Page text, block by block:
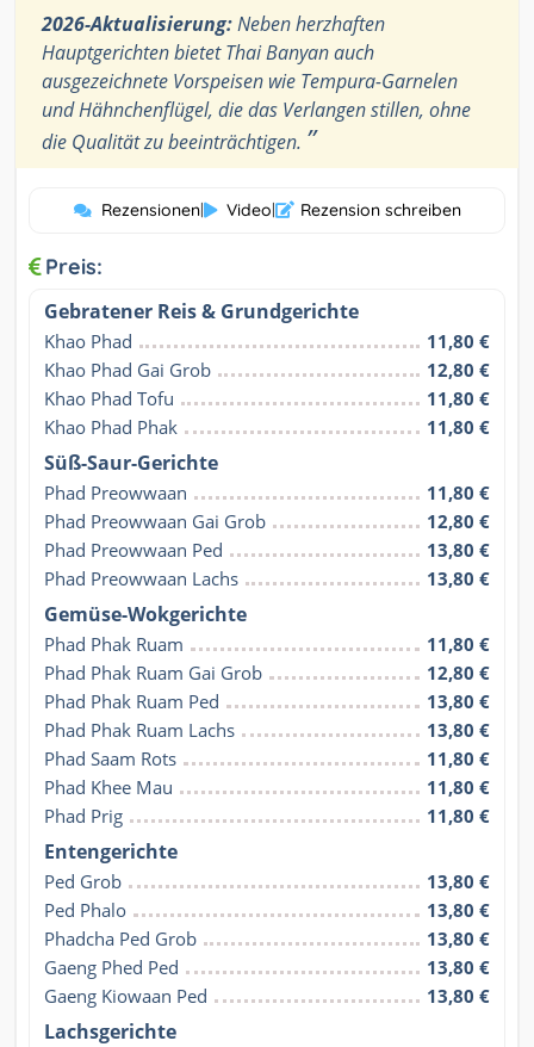
2026-Aktualisierung:Neben herzhaften
Hauptgerichten bietet Thai Banyan auch
ausgezeichnete Vorspeisen wie Tempura-Garnelen
und Hähnchenflügel, die das Verlangen stillen, ohne
die Qualität zu beeinträchtigen. ”
Rezensionen| Video| Rezension schreiben
Preis:
Gebratener Reis & Grundgerichte
Khao Phad
11,80 €
Khao Phad Gai Grob
12,80 €
Khao Phad Tofu
11,80 €
Khao Phad Phak
11,80 €
Süß-Saur-Gerichte
Phad Preowwaan
11,80 €
Phad Preowwaan Gai Grob
12,80 €
Phad Preowwaan Ped
13,80 €
Phad Preowwaan Lachs
13,80 €
Gemüse-Wokgerichte
Phad Phak Ruam
11,80 €
Phad Phak Ruam Gai Grob
12,80 €
Phad Phak Ruam Ped
13,80 €
Phad Phak Ruam Lachs
13,80 €
Phad Saam Rots
11,80 €
Phad Khee Mau
11,80 €
Phad Prig
11,80 €
Entengerichte
Ped Grob
13,80 €
Ped Phalo
13,80 €
Phadcha Ped Grob
13,80 €
Gaeng Phed Ped
13,80 €
Gaeng Kiowaan Ped
13,80 €
Lachsgerichte